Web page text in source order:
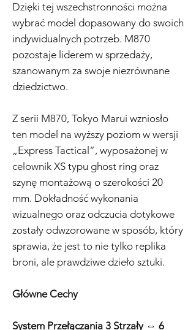
Dzięki tej wszechstronności można
wybrać model dopasowany do swoich
indywidualnych potrzeb. M870
pozostaje liderem w sprzedaży,
szanowanym za swoje niezrównane
dziedzictwo.
Z serii M870, Tokyo Marui wzniosło
ten model na wyższy poziom w wersji
„Express Tactical”, wyposażonej w
celownik XS typu ghost ring oraz
szynę montażową o szerokości 20
mm. Dokładność wykonania
wizualnego oraz odczucia dotykowe
zostały odwzorowane w sposób, który
sprawia, że jest to nie tylko replika
broni, ale prawdziwe dzieło sztuki.
Główne Cechy
System Przełączania 3 Strzały ⇔ 6